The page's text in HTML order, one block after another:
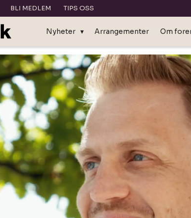
BLI MEDLEM TIPS OSS
Nyheter Arrangementer Om